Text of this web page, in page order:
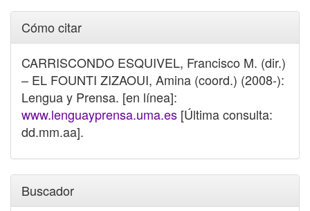
Cómo citar
CARRISCONDO ESQUIVEL, Francisco M. (dir.)
– EL FOUNTI ZIZAOUI, Amina (coord.) (2008-):
Lengua y Prensa. [en línea]:
www.lenguayprensa.uma.es [Última consulta:
dd.mm.aa].
Buscador